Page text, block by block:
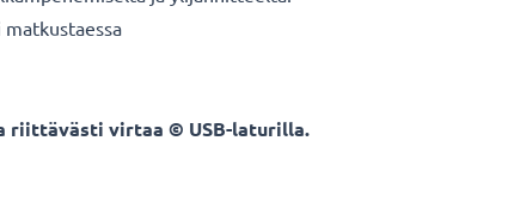
riittävästi virtaa © USB-laturilla.